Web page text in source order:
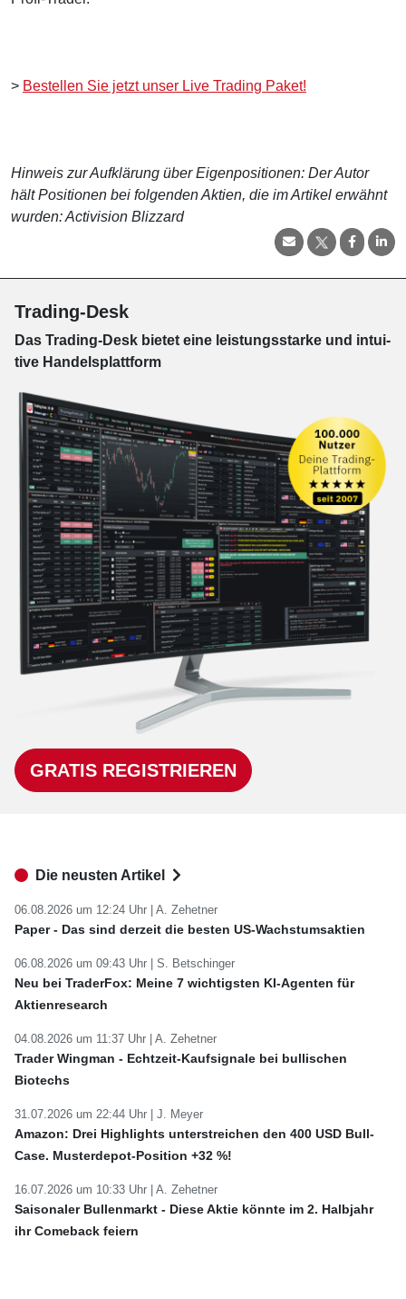
> Bestellen Sie jetzt unser Live Trading Paket!
Hinweis zur Aufklärung über Eigenpositionen: Der Autor
hält Positionen bei folgenden Aktien, die im Artikel erwähnt
wurden: Activision Blizzard
Trading-Desk
Das Trading-Desk bie­tet eine leis­tungs­star­ke und in­tui­
tive Han­dels­platt­form
GRATIS REGISTRIEREN
Die neusten Artikel
06.08.2026 um 12:24 Uhr | A. Zehetner
Paper - Das sind derzeit die besten US-Wachstumsaktien
06.08.2026 um 09:43 Uhr | S. Betschinger
Neu bei TraderFox: Meine 7 wichtigsten KI-Agenten für
Aktienresearch
04.08.2026 um 11:37 Uhr | A. Zehetner
Trader Wingman - Echtzeit-Kaufsignale bei bullischen
Biotechs
31.07.2026 um 22:44 Uhr | J. Meyer
Amazon: Drei Highlights unterstreichen den 400 USD Bull-
Case. Musterdepot-Position +32 %!
16.07.2026 um 10:33 Uhr | A. Zehetner
Saisonaler Bullenmarkt - Diese Aktie könnte im 2. Halbjahr
ihr Comeback feiern